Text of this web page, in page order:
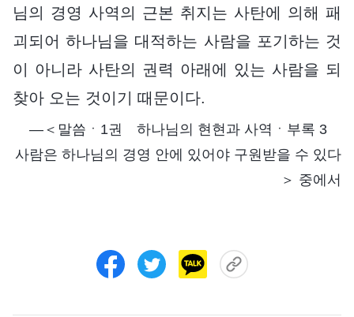
님의 경영 사역의 근본 취지는 사탄에 의해 패
괴되어 하나님을 대적하는 사람을 포기하는 것
이 아니라 사탄의 권력 아래에 있는 사람을 되
찾아 오는 것이기 때문이다.
―＜말씀ㆍ1권 하나님의 현현과 사역ㆍ부록 3
사람은 하나님의 경영 안에 있어야 구원받을 수 있다
＞ 중에서